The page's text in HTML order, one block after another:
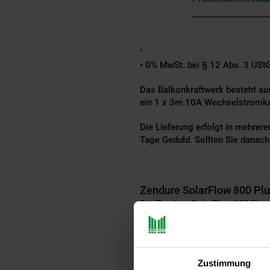
Zustimmung
"
• 0% MwSt. bei § 12 Abs. 3
Das Balkonkraftwerk besteht
ein 1 x 3m 10A
Die Lieferung erfolgt in
Tage Geduld. Sollten Sie
Zendure SolarFlow 800
Der Zendure SolarFlow 800
einer Basiskapazität von 1,92
es maximale Flexibilität und